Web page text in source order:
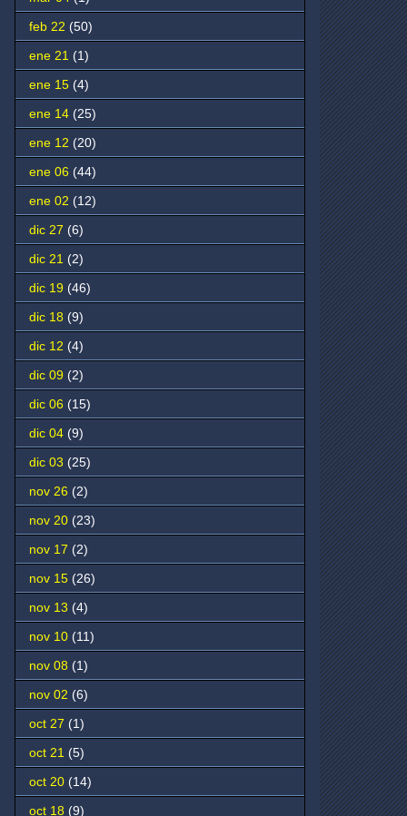
feb 22 (50)
ene 21 (1)
ene 15 (4)
ene 14 (25)
ene 12 (20)
ene 06 (44)
ene 02 (12)
dic 27 (6)
dic 21 (2)
dic 19 (46)
dic 18 (9)
dic 12 (4)
dic 09 (2)
dic 06 (15)
dic 04 (9)
dic 03 (25)
nov 26 (2)
nov 20 (23)
nov 17 (2)
nov 15 (26)
nov 13 (4)
nov 10 (11)
nov 08 (1)
nov 02 (6)
oct 27 (1)
oct 21 (5)
oct 20 (14)
oct 18 (9)